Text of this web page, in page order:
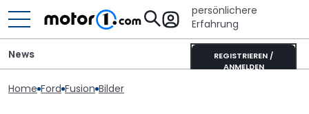
persönlichere
Erfahrung
REGISTRIEREN /
ANMELDEN
News
Home Ford Fusion Bilder